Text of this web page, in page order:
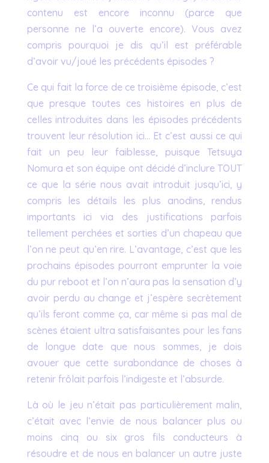
contenu est encore inconnu (parce que
personne ne l’a ouverte encore). Vous avez
compris pourquoi je dis qu’il est préférable
d’avoir vu/joué les précédents épisodes ?
Ce qui fait la force de ce troisième épisode, c’est
que presque toutes ces histoires en plus de
celles introduites dans les épisodes précédents
trouvent leur résolution ici… Et c’est aussi ce qui
fait un peu leur faiblesse, puisque Tetsuya
Nomura et son équipe ont décidé d’inclure TOUT
ce que la série nous avait introduit jusqu’ici, y
compris les détails les plus anodins, rendus
importants ici via des justifications parfois
tellement perchées et sorties d’un chapeau que
l’on ne peut qu’en rire. L’avantage, c’est que les
prochains épisodes pourront emprunter la voie
du pur reboot et l’on n’aura pas la sensation d’y
avoir perdu au change et j’espère secrètement
qu’ils feront comme ça, car même si pas mal de
scènes étaient ultra satisfaisantes pour les fans
de longue date que nous sommes, je dois
avouer que cette surabondance de choses à
retenir frôlait parfois l’indigeste et l’absurde.
Là où le jeu n’était pas particulièrement malin,
c’était avec l’envie de nous balancer plus ou
moins cinq ou six gros fils conducteurs à
résoudre et de nous en balancer un autre juste